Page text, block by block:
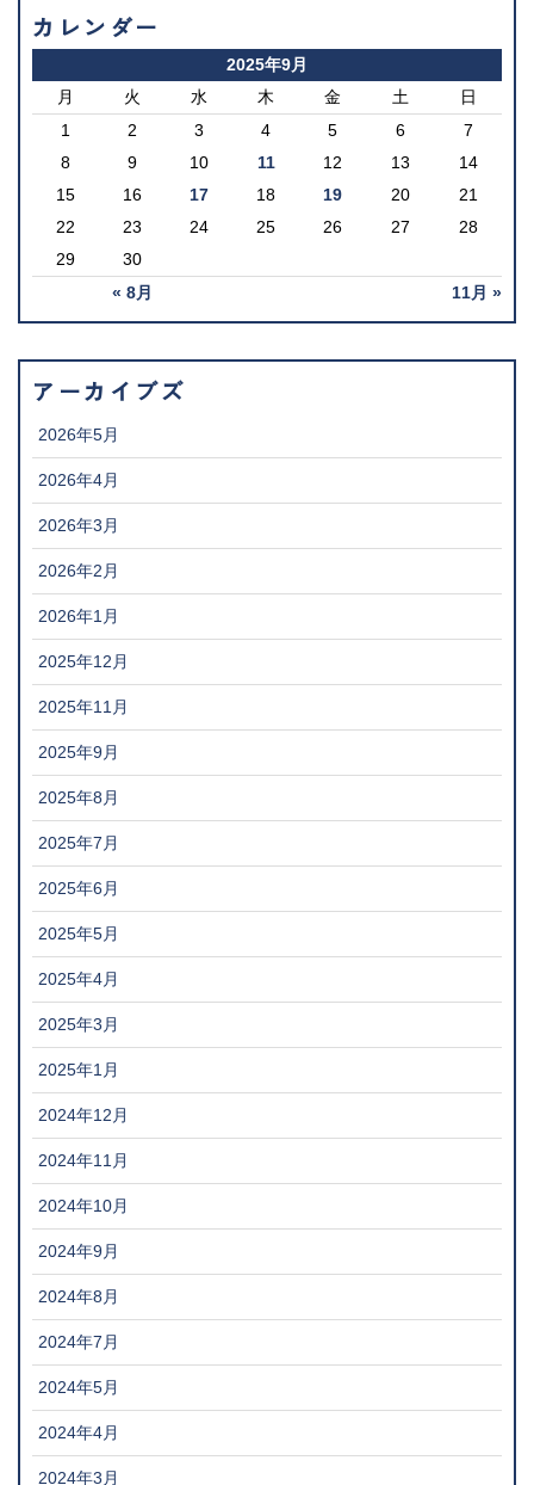
カレンダー
2025年9月
月
火 水 木 金 土 日
« 8月 11月 »
1 2 3 4 5 6
7
8
9 10 11 12 13
14
15
16 17 18 19 20
21
22
23 24 25 26 27
28
29
30
アーカイブズ
2026年5月
2026年4月
2026年3月
2026年2月
2026年1月
2025年12月
2025年11月
2025年9月
2025年8月
2025年7月
2025年6月
2025年5月
2025年4月
2025年3月
2025年1月
2024年12月
2024年11月
2024年10月
2024年9月
2024年8月
2024年7月
2024年5月
2024年4月
2024年3月